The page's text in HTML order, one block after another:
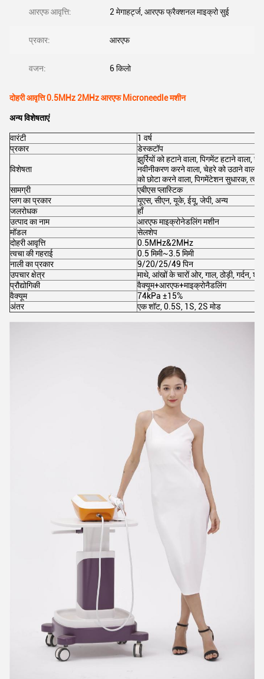
आरएफ आवृत्ति: 2 मेगाहर्ट्ज, आरएफ फ्रैक्शनल माइक्रो सुई
प्रकार: आरएफ
वजन: 6 किलो
दोहरी आवृत्ति 0.5MHz 2MHz आरएफ Microneedle मशीन
अन्य विशेषताएं
वारंटी
1 वर्ष
प्रकार
डेस्कटॉप
विशेषता
झुर्रियों को हटाने वाला, पिगमेंट हटाने वाला,
नवीनीकरण करने वाला, चेहरे को उठाने वाला,
को छोटा करने वाला, पिगमेंटेशन सुधारक,
सामग्री
एबीएस प्लास्टिक
प्लग का प्रकार
यूएस, सीएन, यूके, ईयू, जेपी, अन्य
जलरोधक
हाँ
उत्पाद का नाम
आरएफ माइक्रोनेडलिंग मशीन
मॉडल
सेलशेप
दोहरी आवृत्ति
0.5MHz&2MHz
त्वचा की गहराई
0.5 मिमी~3.5 मिमी
नाली का प्रकार
9/20/25/49 पिन
उपचार क्षेत्र
माथे, आंखों के चारों ओर, गाल, ठोड़ी, गर्दन,
प्रौद्योगिकी
वैक्यूम+आरएफ+माइक्रोनैडलिंग
वैक्यूम
74kPa ±15%
अंतर
एक शॉट, 0.5S, 1S, 2S मोड